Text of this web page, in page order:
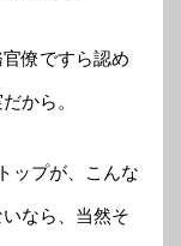
僚ですら認め
から。
ップが、こんな
なら、当然そ